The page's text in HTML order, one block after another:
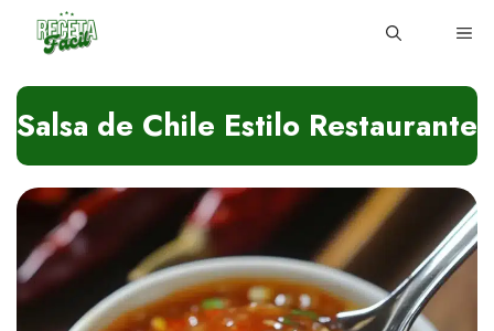
Salsa de Chile Estilo Restaurante